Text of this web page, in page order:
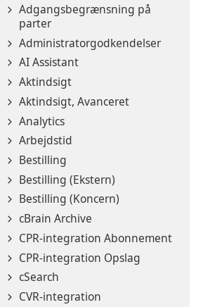
Adgangsbegrænsning på
parter
Administratorgodkendelser
AI Assistant
Aktindsigt
Aktindsigt, Avanceret
Analytics
Arbejdstid
Bestilling
Bestilling (Ekstern)
Bestilling (Koncern)
cBrain Archive
CPR-integration Abonnement
CPR-integration Opslag
cSearch
CVR-integration